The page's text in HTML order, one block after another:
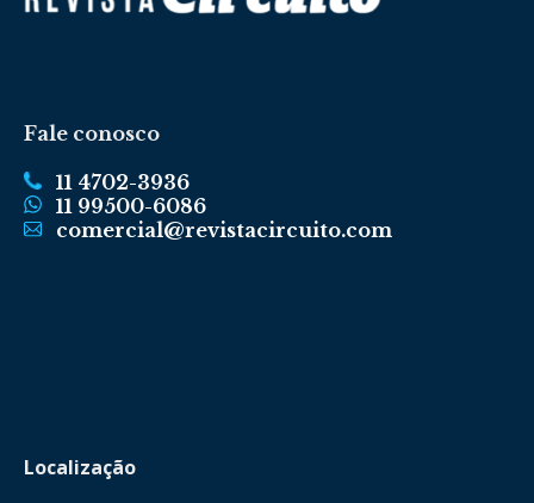
Fale conosco
11 4702-3936
11 99500-6086
comercial@revistacircuito.com
Localização